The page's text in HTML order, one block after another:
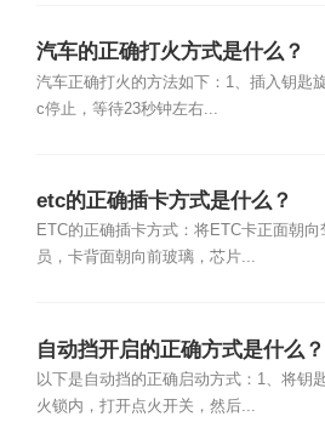
汽车的正确打火方式是什么？
汽车正确打火的方法如下：1、插入钥匙
c停止，等待23秒钟左右...
etc的正确插卡方式是什么？
ETC的正确插卡方式：将ETC卡正面朝向
员，卡背面朝向前玻璃，芯片...
自动挡开启的正确方式是什么？
以下是自动挡的正确启动方式：1、将钥
火锁内，打开点火开关，然后...